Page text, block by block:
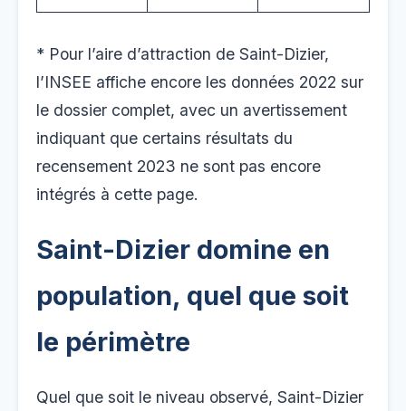
* Pour l’aire d’attraction de Saint-Dizier,
l’INSEE affiche encore les données 2022 sur
le dossier complet, avec un avertissement
indiquant que certains résultats du
recensement 2023 ne sont pas encore
intégrés à cette page.
Saint-Dizier domine en
population, quel que soit
le périmètre
Quel que soit le niveau observé, Saint-Dizier